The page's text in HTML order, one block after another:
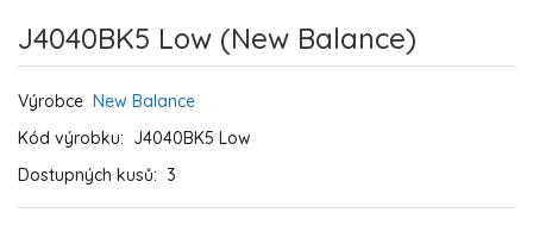
J4040BK5 Low (New Balance)
Výrobce New Balance
Kód výrobku: J4040BK5 Low
Dostupných kusů: 3